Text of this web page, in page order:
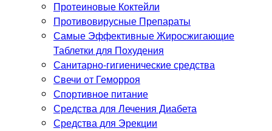
Протеиновые Коктейли
Противовирусные Препараты
Самые Эффективные Жиросжигающие
Таблетки для Похудения
Санитарно-гигиенические средства
Свечи от Геморроя
Спортивное питание
Средства для Лечения Диабета
Средства для Эрекции